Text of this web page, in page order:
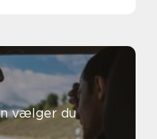
vælger du